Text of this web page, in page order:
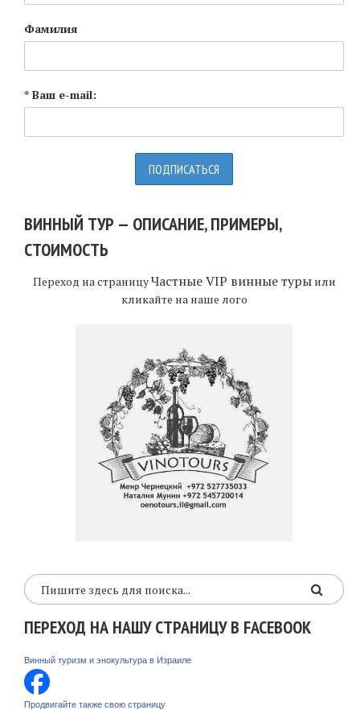
Фамилия
* Ваш e-mail:
ВИННЫЙ ТУР — ОПИСАНИЕ, ПРИМЕРЫ,
СТОИМОСТЬ
Переход на страницуЧастные VIP винные турыили
кликайте на наше лого
ПЕРЕХОД НА НАШУ СТРАНИЦУ В FACEBOOK
Винный туризм и энокультура в Израиле
Продвигайте также свою страницу